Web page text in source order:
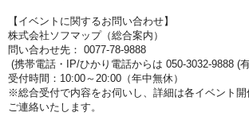
【イベントに関するお問い合わせ】
株式会社ソフマップ（総合案内）
問い合わせ先： 0077-78-9888
(携帯電話・IP/ひかり電話からは 050-3032-9888 (
受付時間：10:00～20:00（年中無休）
※総合受付で内容をお伺いし、詳細は各イベント開
ご連絡いたします。